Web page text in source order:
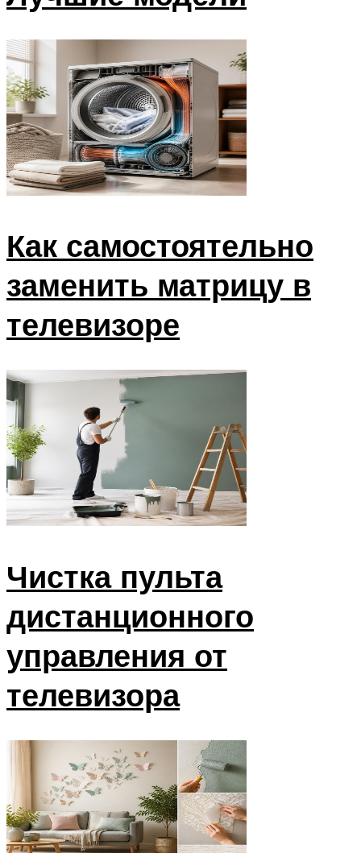
Как самостоятельно
заменить матрицу в
телевизоре
Чистка пульта
дистанционного
управления от
телевизора